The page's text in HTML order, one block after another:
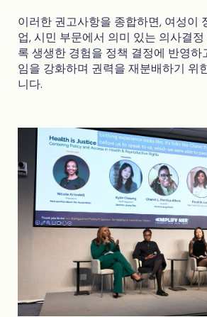
이러한 권고사항을 종합하면, 여성이
업, 시민 부문에서 의미 있는 의사결
록 생생한 경험을 정책 결정에 반영하
임을 강화하며 권력을 재분배하기 위
니다.